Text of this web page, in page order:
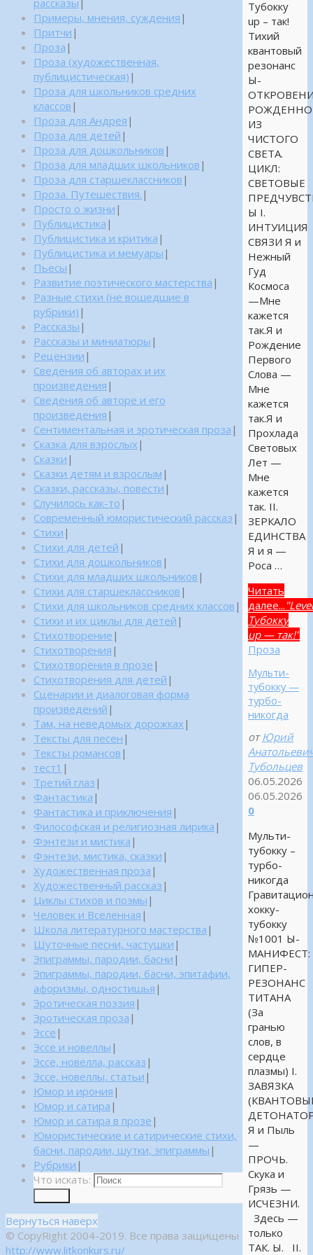
Тубокку
up – так!
Тихий
квантовый
резонанс
Ы-
ИЗ
ЧИСТОГО
СВЕТА.
ЦИКЛ:
СВЕТОВЫЕ
Ы I.
ИНТУИЦИЯ
СВЯЗИ Я и
Нежный
Гуд
Космоса
—Мне
кажется
так.Я и
Рождение
Первого
Слова —
Мне
кажется
так.Я и
Прохлада
Световых
Лет —
Мне
кажется
так. II.
ЗЕРКАЛО
ЕДИНСТВА
Я и я —
Роса …
Читать
далее...
Тубокку
up — так!"
Проза
Мульти-
тубокку —
турбо-
никогда
от Юрий
Тубольцев
06.05.2026
06.05.2026
0
Мульти-
тубокку –
турбо-
никогда
хокку-
тубокку
№1001 Ы-
МАНИФЕСТ:
ГИПЕР-
РЕЗОНАНС
ТИТАНА
(За
гранью
слов, в
сердце
плазмы) I.
ЗАВЯЗКА
Я и Пыль
—
ПРОЧЬ.
Скука и
Грязь —
ИСЧЕЗНИ.
Здесь —
только
ТАК. Ы. II.
Примеры, мнения, суждения |
Притчи |
Проза |
Проза (художественная,
публицистическая) |
Проза для школьников средних
классов |
Проза для Андрея |
Проза для детей |
Проза для дошкольников |
Проза для младших школьников |
Проза для старшеклассников |
Проза. Путешествия. |
Просто о жизни |
Публицистика |
Публицистика и критика |
Публицистика и мемуары |
Пьесы |
Развитие поэтического мастерства |
Разные стихи (не вошедшие в
рубрики) |
Рассказы |
Рассказы и миниатюры |
Рецензии |
Сведения об авторах и их
произведения |
Сведения об авторе и его
произведения |
Сентиментальная и эротическая проза |
Сказка для взрослых |
Сказки |
Сказки детям и взрослым |
Сказки, рассказы, повести |
Случилось как-то |
Современный юмористический рассказ |
Стихи |
Стихи для детей |
Стихи для дошкольников |
Стихи для младших школьников |
Стихи для старшеклассников |
Стихи для школьников средних классов |
Стихи и их циклы для детей |
Стихотворение |
Стихотворения |
Стихотворения в прозе |
Стихотворения для детей |
Сценарии и диалоговая форма
произведений |
Там, на неведомых дорожках |
Тексты для песен |
Тексты романсов |
тест1 |
Третий глаз |
Фантастика |
Фантастика и приключения |
Философская и религиозная лирика |
Фэнтези и мистика |
Фэнтези, мистика, сказки |
Художественная проза |
Художественный рассказ |
Циклы стихов и поэмы |
Человек и Вселенная |
Школа литературного мастерства |
Шуточные песни, частушки |
Эпиграммы, пародии, басни |
Эпиграммы, пародии, басни, эпитафии,
афоризмы, одностишья |
Эротическая поэзия |
Эротическая проза |
Эссе |
Эссе и новеллы |
Эссе, новелла, рассказ |
Эссе, новеллы, статьи |
Юмор и ирония |
Юмор и сатира |
Юмор и сатира в прозе |
Юмористические и сатирические стихи,
басни, пародии, шутки, эпиграммы |
Рубрики |
Что искать:
Вернуться наверх
© CopyRight 2004-2019. Все права защищены
http://www.litkonkurs.ru/